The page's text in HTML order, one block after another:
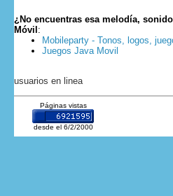
¿No encuentras esa melodía,
Móvil :
Mobileparty - Tonos, logos,
Juegos Java Movil
usuarios en linea
Páginas vistas
desde el 6/2/2000